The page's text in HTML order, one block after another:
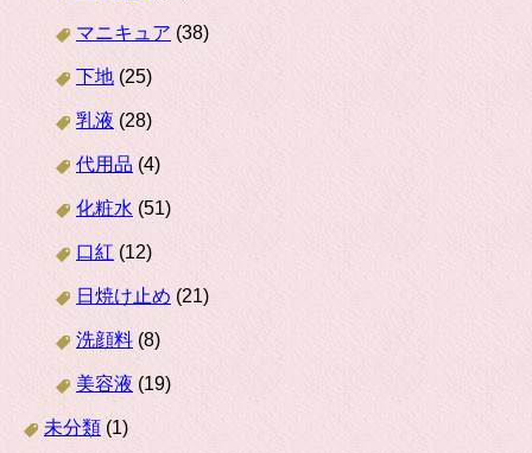
マニキュア (38)
下地 (25)
乳液 (28)
代用品 (4)
化粧水 (51)
口紅 (12)
日焼け止め (21)
洗顔料 (8)
美容液 (19)
未分類 (1)